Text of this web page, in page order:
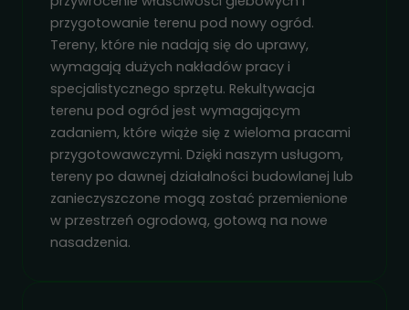
przygotowanie terenu pod nowy ogród.
Tereny, które nie nadają się do uprawy,
wymagają dużych nakładów pracy i
specjalistycznego sprzętu. Rekultywacja
terenu pod ogród jest wymagającym
zadaniem, które wiąże się z wieloma pracami
przygotowawczymi. Dzięki naszym usługom,
tereny po dawnej działalności budowlanej lub
zanieczyszczone mogą zostać przemienione
w przestrzeń ogrodową, gotową na nowe
nasadzenia.
Statystyka
Abyśmy mogli
poprawić
funkcjonalność
i strukturę
strony
internetowej,
na podstawie
tego, jak